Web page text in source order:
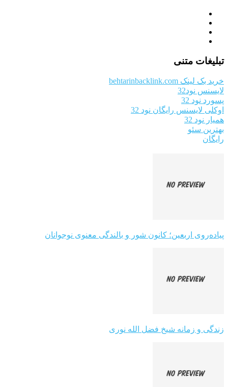
تبلیغات متنی
خرید بک لینک behtarinbacklink.com
لایسنس نود32
پسورد نود 32
اوکلی لایسنس رایگان نود 32
همیار نود 32
بهترین سئو
رایگان
پیاده‌روی اربعین؛ کانون شور و بالندگی معنوی نوجوانان
زندگی و زمانه شیخ فضل الله نوری